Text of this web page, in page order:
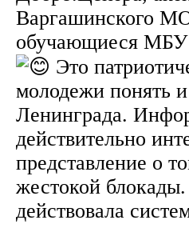
Варгашинского
обучающиеся
Это
молодежи понять
Ленинграда.
действительно
представление о
жестокой блокады.
действовала